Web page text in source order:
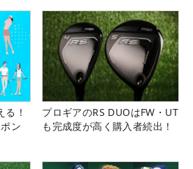
！
ン
プロギアのRS DUOはFW・UT
も完成度が高く購入者続出！